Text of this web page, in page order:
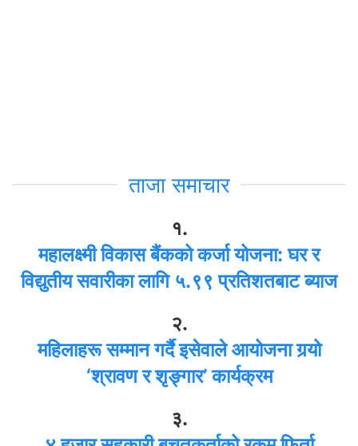
ताजा समाचार
१.
महालक्ष्मी विकास बैंकको कर्जा योजना: घर र
विद्युतीय सवारीका लागि ५.९९ प्रतिशतबाट ब्याज
२.
महिलाहरू सम्मान गर्दै इसेवाले आयोजना गर्‍यो
‘श्रावण र शृङ्गार’ कार्यक्रम
३.